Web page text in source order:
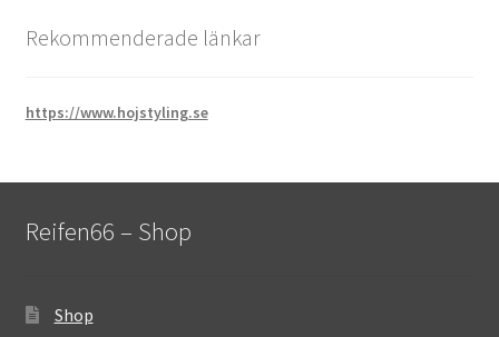
Rekommenderade länkar
https://www.hojstyling.se
Reifen66 – Shop
Shop